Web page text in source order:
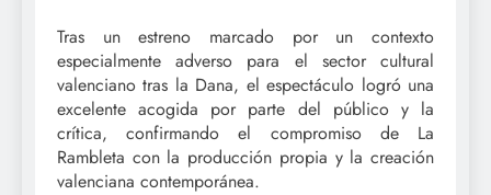
Tras un estreno marcado por un contexto
especialmente adverso para el sector cultural
valenciano tras la Dana, el espectáculo logró una
excelente acogida por parte del público y la
crítica, confirmando el compromiso de La
Rambleta con la producción propia y la creación
valenciana contemporánea.